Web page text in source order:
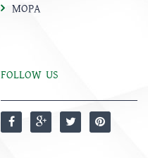
MOPA
FOLLOW US